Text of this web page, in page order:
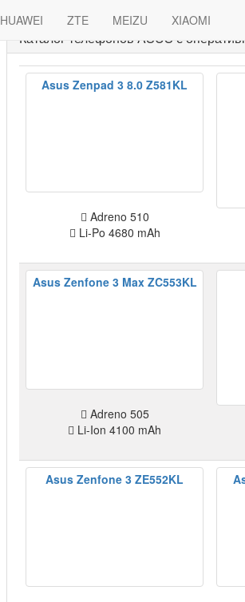
HUAWEI ZTE MEIZU
XIAOMI
Каталог телефонов ASUS с
Asus Zenpad 3 8.0 Z581KL
Adreno 510
Li-Po 4680 mAh
Asus Zenfone 3 Max ZC553KL
Adreno 505
Li-Ion 4100 mAh
Asus Zenfone 3 ZE552KL